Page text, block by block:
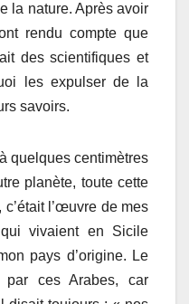
la nature. Après avoir
rendu compte que
des scientifiques et
les expulser de la
savoirs.
quelques centimètres
planète, toute cette
c’était l’œuvre de mes
vivaient en Sicile
pays d’origine. Le
ces Arabes, car